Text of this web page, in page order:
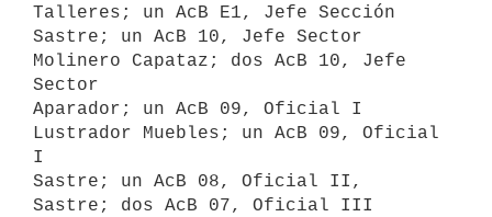
Talleres; un AcB E1, Jefe Sección
Sastre; un AcB 10, Jefe Sector
Molinero Capataz; dos AcB 10, Jefe
Sector
Aparador; un AcB 09, Oficial I
Lustrador Muebles; un AcB 09, Oficial
I
Sastre; un AcB 08, Oficial II,
Sastre; dos AcB 07, Oficial III